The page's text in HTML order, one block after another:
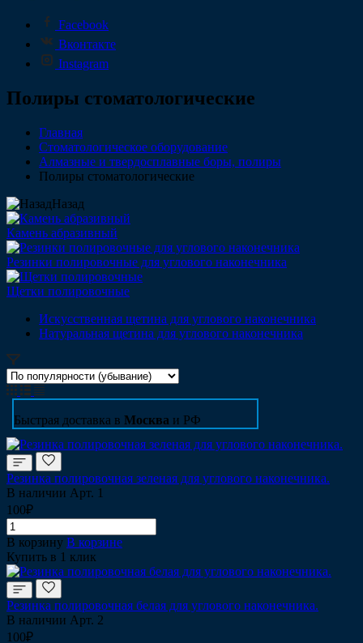
Facebook
Вконтакте
Instagram
Полиры стоматологические
Главная
Стоматологическое оборудование
Алмазные и твердосплавные боры, полиры
Полиры стоматологические
Назад
Камень абразивный
Резинки полировочные для углового наконечника
Щетки полировочные
Искусственная щетина для углового наконечника
Натуральная щетина для углового наконечника
Быстрая доставка в Москва и РФ
Резинка полировочная зеленая для углового наконечника.
В наличии Арт. 1
100₽
В корзину В корзине
Купить в 1 клик
Резинка полировочная белая для углового наконечника.
В наличии Арт. 2
100₽